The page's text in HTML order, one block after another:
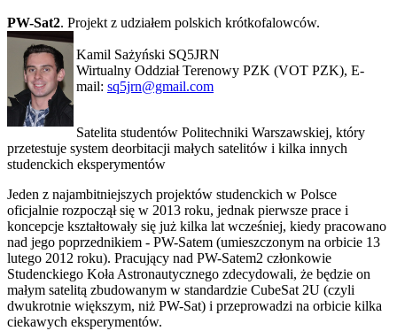
PW-Sat2. Projekt z udziałem polskich krótkofalowców.
Kamil Sażyński SQ5JRN
Wirtualny Oddział Terenowy PZK (VOT PZK), E-
mail: sq5jrn@gmail.com
Satelita studentów Politechniki Warszawskiej, który
przetestuje system deorbitacji małych satelitów i kilka innych
studenckich eksperymentów
Jeden z najambitniejszych projektów studenckich w Polsce
oficjalnie rozpoczął się w 2013 roku, jednak pierwsze prace i
koncepcje kształtowały się już kilka lat wcześniej, kiedy pracowano
nad jego poprzednikiem - PW-Satem (umieszczonym na orbicie 13
lutego 2012 roku). Pracujący nad PW-Satem2 członkowie
Studenckiego Koła Astronautycznego zdecydowali, że będzie on
małym satelitą zbudowanym w standardzie CubeSat 2U (czyli
dwukrotnie większym, niż PW-Sat) i przeprowadzi na orbicie kilka
ciekawych eksperymentów.